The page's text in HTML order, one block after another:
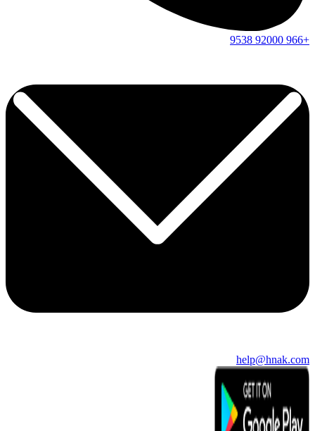
+966
92000
9538
help@hnak.com